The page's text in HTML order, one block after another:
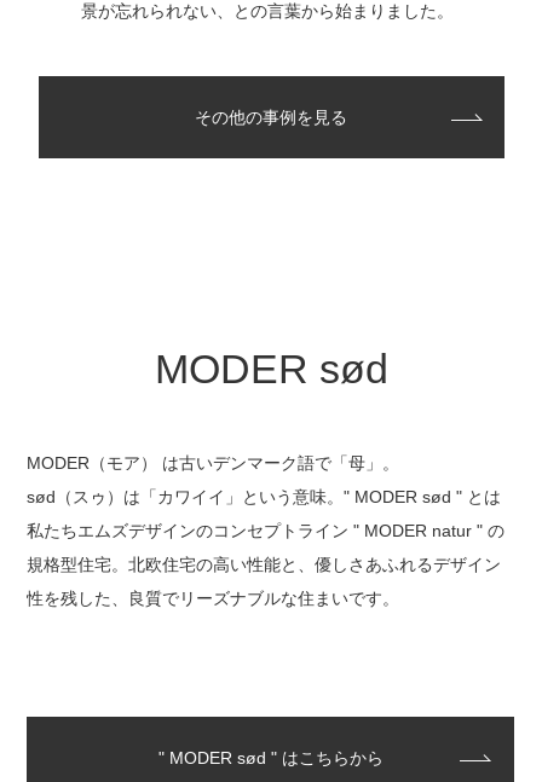
景が忘れられない、との言葉から始まりました。
その他の事例を見る
MODER sød
MODER（モア） は古いデンマーク語で「母」。
sød（スゥ）は「カワイイ」という意味。" MODER sød " とは
私たちエムズデザインのコンセプトライン " MODER natur " の
規格型住宅。北欧住宅の高い性能と、優しさあふれるデザイン
性を残した、良質でリーズナブルな住まいです。
" MODER sød " はこちらから